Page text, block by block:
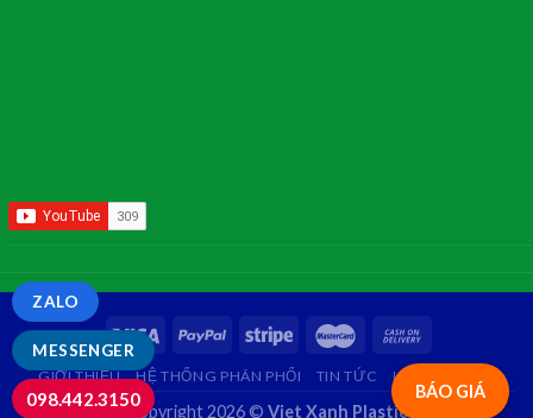
BÁO GIÁ
GIỚI THIỆU HỆ THỐNG PHÂN PHỐI TIN TỨC LIÊN HỆ
Copyright 2026 © Viet Xanh Plastic
MESSENGER
ZALO
098.442.3150